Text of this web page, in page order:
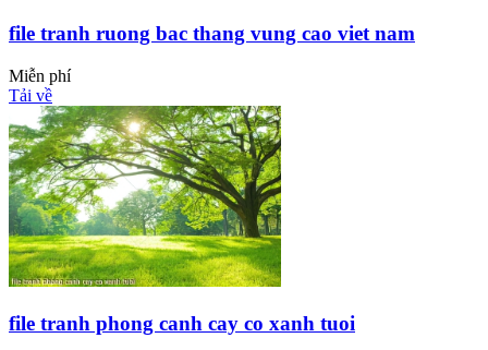
file tranh ruong bac thang vung cao viet nam
Miễn phí
Tải về
file tranh phong canh cay co xanh tuoi